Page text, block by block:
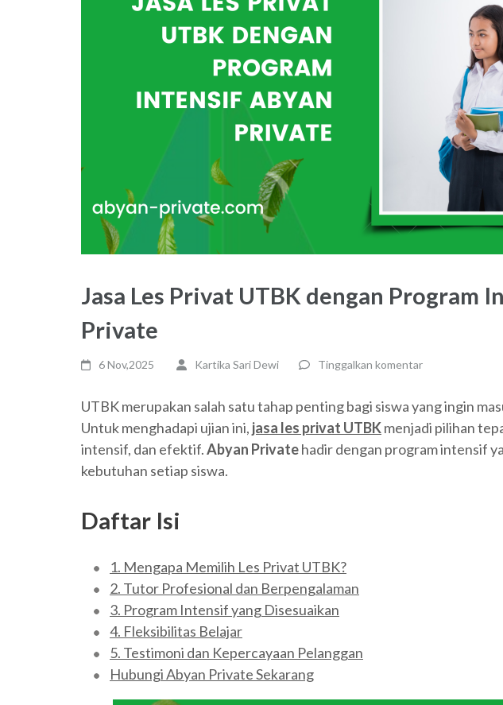
Jasa Les Privat UTBK dengan Program
Private
6 Nov,2025 Kartika Sari Dewi Tinggalkan komentar
UTBK merupakan salah satu tahap penting bagi siswa yang ingin
Untuk menghadapi ujian ini, jasa les privat UTBKmenjadi pilihan
intensif, dan efektif.Abyan Privatehadir dengan program intensif
kebutuhan setiap siswa.
Daftar Isi
1. Mengapa Memilih Les Privat UTBK?
2. Tutor Profesional dan Berpengalaman
3. Program Intensif yang Disesuaikan
4. Fleksibilitas Belajar
5. Testimoni dan Kepercayaan Pelanggan
Hubungi Abyan Private Sekarang